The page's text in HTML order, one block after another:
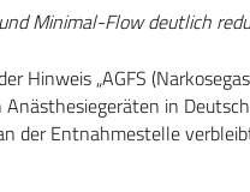
Minimal-Flow deutlich
Hinweis „AGFS
in
der Entnahmestelle